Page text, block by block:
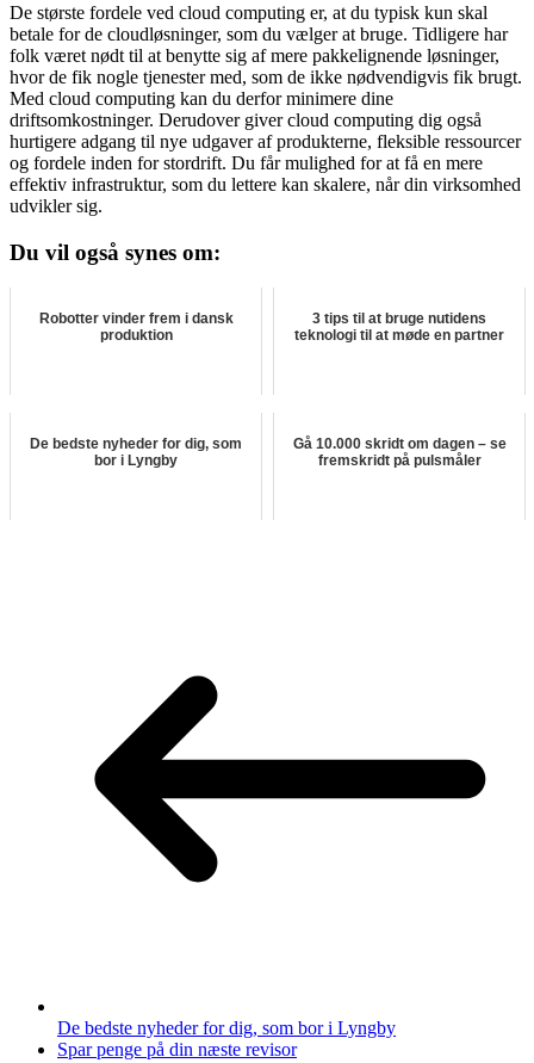
De største fordele ved cloud computing er, at du typisk kun skal
betale for de cloudløsninger, som du vælger at bruge. Tidligere har
folk været nødt til at benytte sig af mere pakkelignende løsninger,
hvor de fik nogle tjenester med, som de ikke nødvendigvis fik brugt.
Med cloud computing kan du derfor minimere dine
driftsomkostninger. Derudover giver cloud computing dig også
hurtigere adgang til nye udgaver af produkterne, fleksible ressourcer
og fordele inden for stordrift. Du får mulighed for at få en mere
effektiv infrastruktur, som du lettere kan skalere, når din virksomhed
udvikler sig.
Du vil også synes om:
Robotter vinder frem i dansk
produktion
3 tips til at bruge nutidens
teknologi til at møde en partner
De bedste nyheder for dig, som
bor i Lyngby
Gå 10.000 skridt om dagen – se
fremskridt på pulsmåler
De bedste nyheder for dig, som bor i Lyngby
Spar penge på din næste revisor